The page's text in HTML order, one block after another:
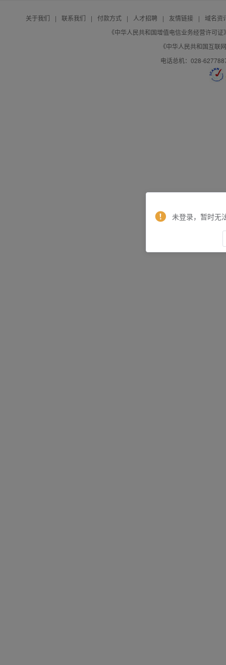
关于我们 | 联系我们 | 付款方式 | 人才招聘 | 友情链接 |
域名资
《中华人民共和国增值电信业务经营许可
《中华人民共和国互联
电话总机：028-
未登录，暂时无